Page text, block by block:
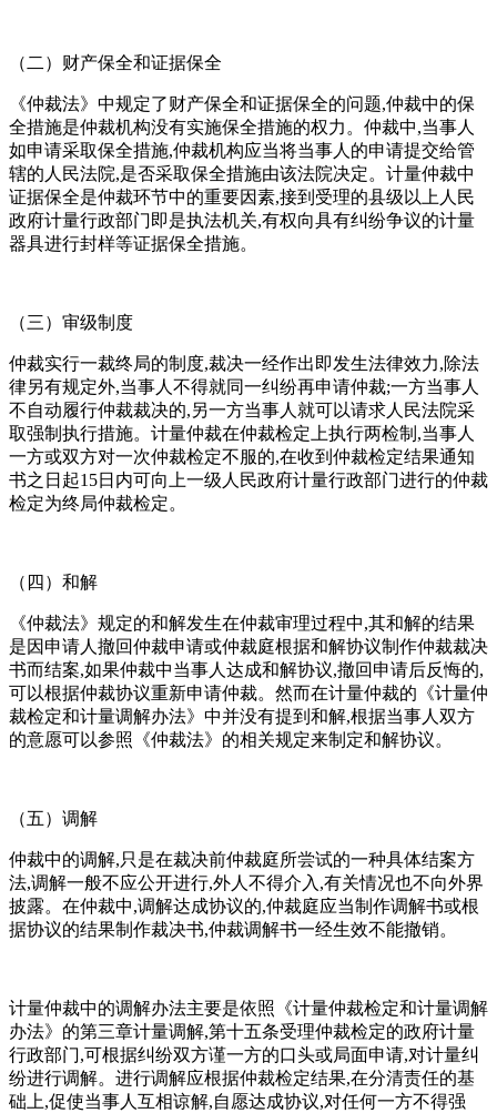
（二）财产保全和证据保全
《仲裁法》中规定了财产保全和证据保全的问题,仲裁中的保
全措施是仲裁机构没有实施保全措施的权力。仲裁中,当事人
如申请采取保全措施,仲裁机构应当将当事人的申请提交给管
辖的人民法院,是否采取保全措施由该法院决定。计量仲裁中
证据保全是仲裁环节中的重要因素,接到受理的县级以上人民
政府计量行政部门即是执法机关,有权向具有纠纷争议的计量
器具进行封样等证据保全措施。
（三）审级制度
仲裁实行一裁终局的制度,裁决一经作出即发生法律效力,除法
律另有规定外,当事人不得就同一纠纷再申请仲裁;一方当事人
不自动履行仲裁裁决的,另一方当事人就可以请求人民法院采
取强制执行措施。计量仲裁在仲裁检定上执行两检制,当事人
一方或双方对一次仲裁检定不服的,在收到仲裁检定结果通知
书之日起15日内可向上一级人民政府计量行政部门进行的仲裁
检定为终局仲裁检定。
（四）和解
《仲裁法》规定的和解发生在仲裁审理过程中,其和解的结果
是因申请人撤回仲裁申请或仲裁庭根据和解协议制作仲裁裁决
书而结案,如果仲裁中当事人达成和解协议,撤回申请后反悔的,
可以根据仲裁协议重新申请仲裁。然而在计量仲裁的《计量仲
裁检定和计量调解办法》中并没有提到和解,根据当事人双方
的意愿可以参照《仲裁法》的相关规定来制定和解协议。
（五）调解
仲裁中的调解,只是在裁决前仲裁庭所尝试的一种具体结案方
法,调解一般不应公开进行,外人不得介入,有关情况也不向外界
披露。在仲裁中,调解达成协议的,仲裁庭应当制作调解书或根
据协议的结果制作裁决书,仲裁调解书一经生效不能撤销。
计量仲裁中的调解办法主要是依照《计量仲裁检定和计量调解
办法》的第三章计量调解,第十五条受理仲裁检定的政府计量
行政部门,可根据纠纷双方谨一方的口头或局面申请,对计量纠
纷进行调解。进行调解应根据仲裁检定结果,在分清责任的基
础上,促使当事人互相谅解,自愿达成协议,对任何一方不得强